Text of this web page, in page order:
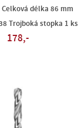
délka 86 mm
Trojboká stopka 1 ks
178,-